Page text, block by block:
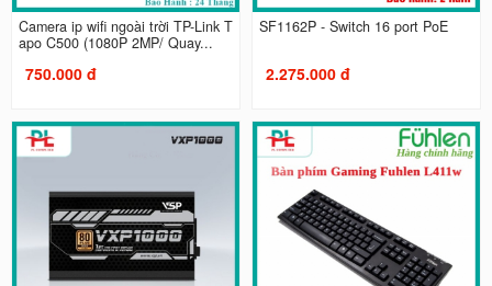
Camera ip wifi ngoài trời TP-Link T
apo C500 (1080P 2MP/ Quay...
750.000 đ
SF1162P - Switch 16 port PoE
2.275.000 đ